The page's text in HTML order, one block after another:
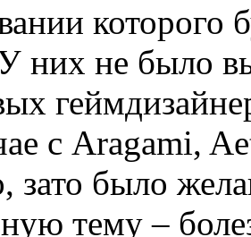
которого
них не было
с Aragami,
зато было
тему –